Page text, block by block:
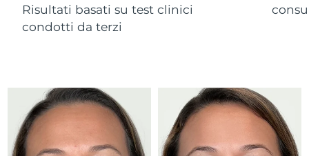
Risultati basati su test clinici
condotti da terzi
APP FOREO
Kuwait
Libano Consegna stimata09/08/2026
Lituania Consegna stimata 08/08/2026